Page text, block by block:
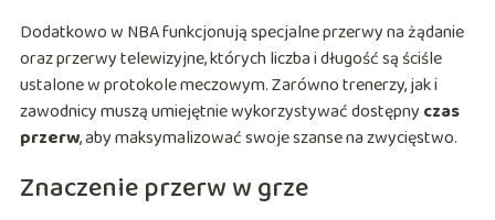
Dodatkowo w NBA funkcjonują specjalne przerwy na żądanie
oraz przerwy telewizyjne, których liczba i długość są ściśle
ustalone w protokole meczowym. Zarówno trenerzy, jak i
zawodnicy muszą umiejętnie wykorzystywać dostępny czas
przerw, aby maksymalizować swoje szanse na zwycięstwo.
Znaczenie przerw w grze